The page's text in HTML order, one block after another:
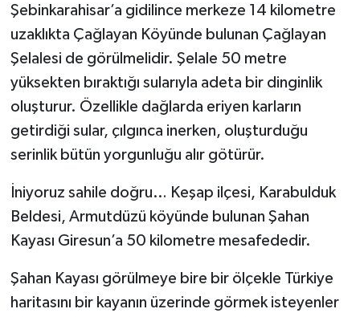
Şebinkarahisar’a gidilince merkeze 14 kilometre
uzaklıkta Çağlayan Köyünde bulunan Çağlayan
Şelalesi de görülmelidir. Şelale 50 metre
yüksekten bıraktığı sularıyla adeta bir dinginlik
oluşturur. Özellikle dağlarda eriyen karların
getirdiği sular, çılgınca inerken, oluşturduğu
serinlik bütün yorgunluğu alır götürür.
İniyoruz sahile doğru… Keşap ilçesi, Karabulduk
Beldesi, Armutdüzü köyünde bulunan Şahan
Kayası Giresun’a 50 kilometre mesafededir.
Şahan Kayası görülmeye bire bir ölçekle Türkiye
haritasını bir kayanın üzerinde görmek isteyenler